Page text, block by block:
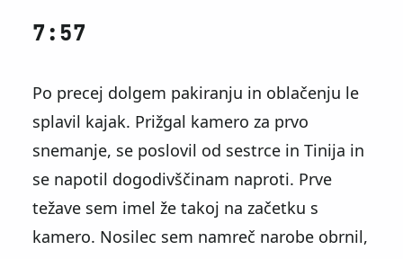
7:57
Po precej dolgem pakiranju in oblačenju le
splavil kajak. Prižgal kamero za prvo
snemanje, se poslovil od sestrce in Tinija in
se napotil dogodivščinam naproti. Prve
težave sem imel že takoj na začetku s
kamero. Nosilec sem namreč narobe obrnil,